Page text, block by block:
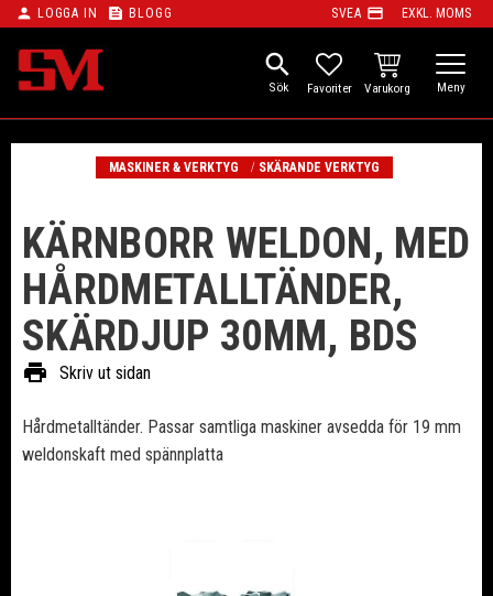
Meny
person LOGGA IN feed BLOGG SVEA payment EXKL. MOMS
search
FAVORITER
KUNDVAGN
MASKINER & VERKTYG SKÄRANDE VERKTYG
KÄRNBORR WELDON, MED
HÅRDMETALLTÄNDER,
SKÄRDJUP 30MM, BDS
print Skriv ut sidan
​Hårdmetalltänder. Passar samtliga maskiner avsedda för 19 mm
weldonskaft med spännplatta